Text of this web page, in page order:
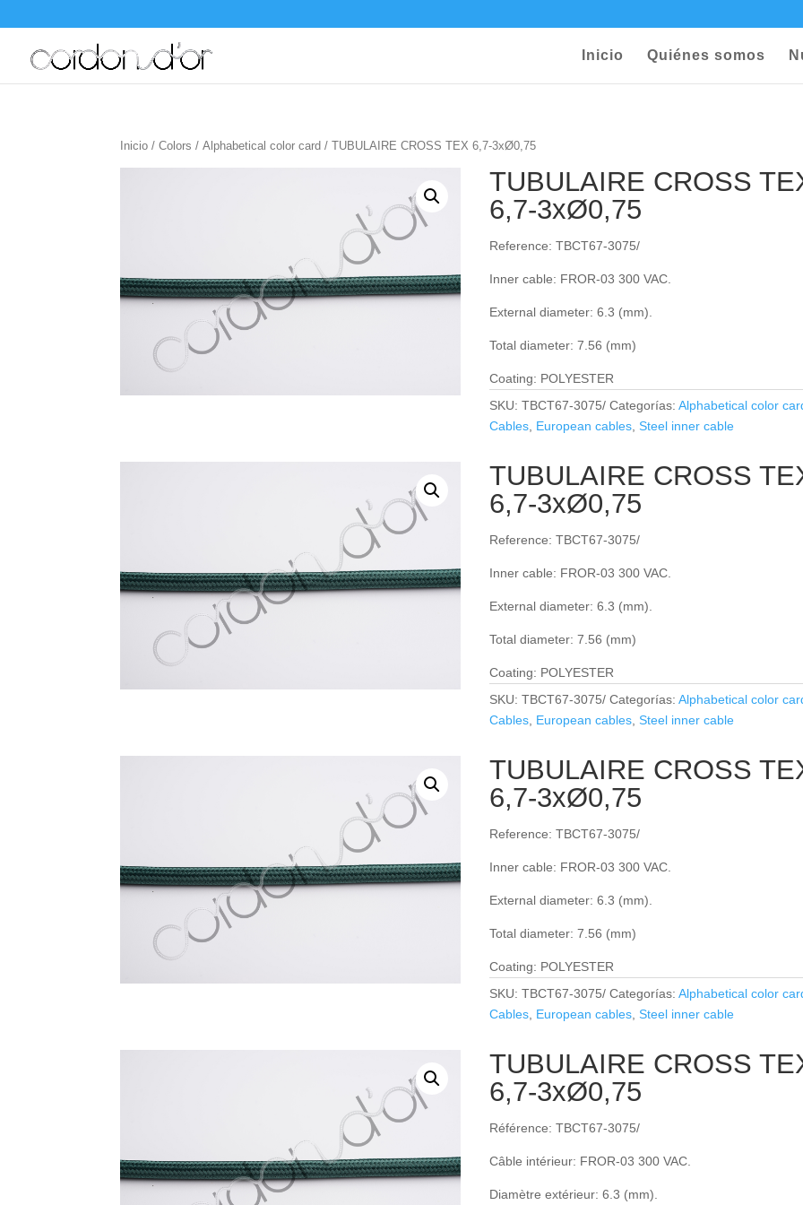
Inicio Quiénes somos
Inicio /Colors /Alphabetical color card / TUBULAIRE CROSS TEX 6,7-3xØ0,75
TUBULAIRE CROSS
6,7-3xØ0,75
Reference: TBCT67-3075/
Inner cable: FROR‐03 300 VAC.
External diameter: 6.3 (mm).
Total diameter: 7.56 (mm)
Coating: POLYESTER
SKU:TBCT67-3075/ Categorías:Alphabetical color
Cables European cables ,Steel inner cable
TUBULAIRE CROSS
6,7-3xØ0,75
Reference: TBCT67-3075/
Inner cable: FROR‐03 300 VAC.
External diameter: 6.3 (mm).
Total diameter: 7.56 (mm)
Coating: POLYESTER
SKU:TBCT67-3075/ Categorías:Alphabetical color
Cables European cables ,Steel inner cable
TUBULAIRE CROSS
6,7-3xØ0,75
Reference: TBCT67-3075/
Inner cable: FROR‐03 300 VAC.
External diameter: 6.3 (mm).
Total diameter: 7.56 (mm)
Coating: POLYESTER
SKU:TBCT67-3075/ Categorías:Alphabetical color
Cables European cables ,Steel inner cable
TUBULAIRE CROSS
6,7-3xØ0,75
Référence: TBCT67-3075/
Câble intérieur: FROR‐03 300 VAC.
Diamètre extérieur: 6.3 (mm).